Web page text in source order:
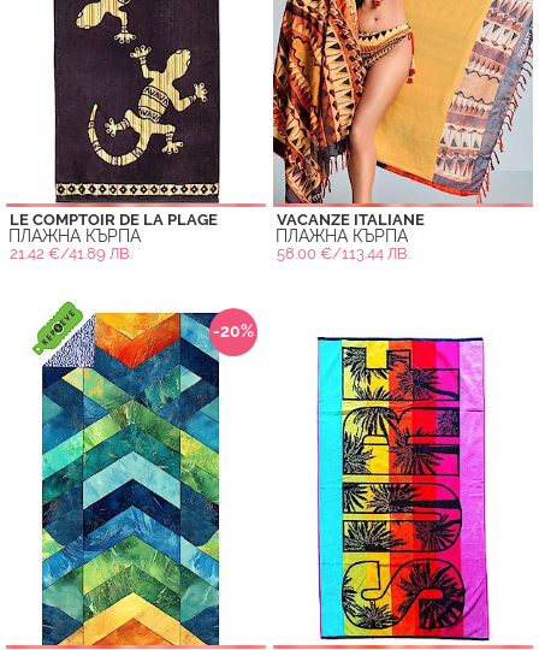
LE COMPTOIR DE LA PLAGE
ПЛАЖНА КЪРПА
21.42 €/41.89 ЛВ.
VACANZE ITALIANE
ПЛАЖНА КЪРПА
58.00 €/113.44 ЛВ.
-20%